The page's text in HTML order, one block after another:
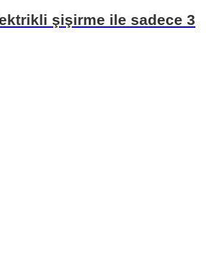
şişirme ile sadece 3